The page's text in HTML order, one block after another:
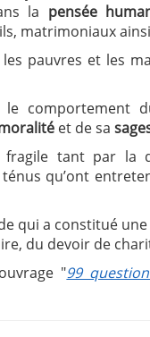
la pensée
matrimoniaux
pauvres et les
comportement
et de sa
fragile tant par la
qu’ont
qui a constitué
du devoir de
"99